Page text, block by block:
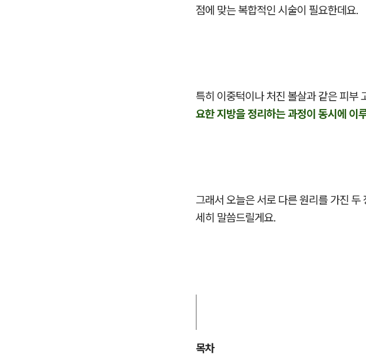
점에 맞는 복합적인 시술이 필요한데요.
특히 이중턱이나 처진 볼살과 같은 피부
요한 지방을 정리하는 과정이 동시에 이
그래서 오늘은 서로 다른 원리를 가진
세히 말씀드릴게요.
목차